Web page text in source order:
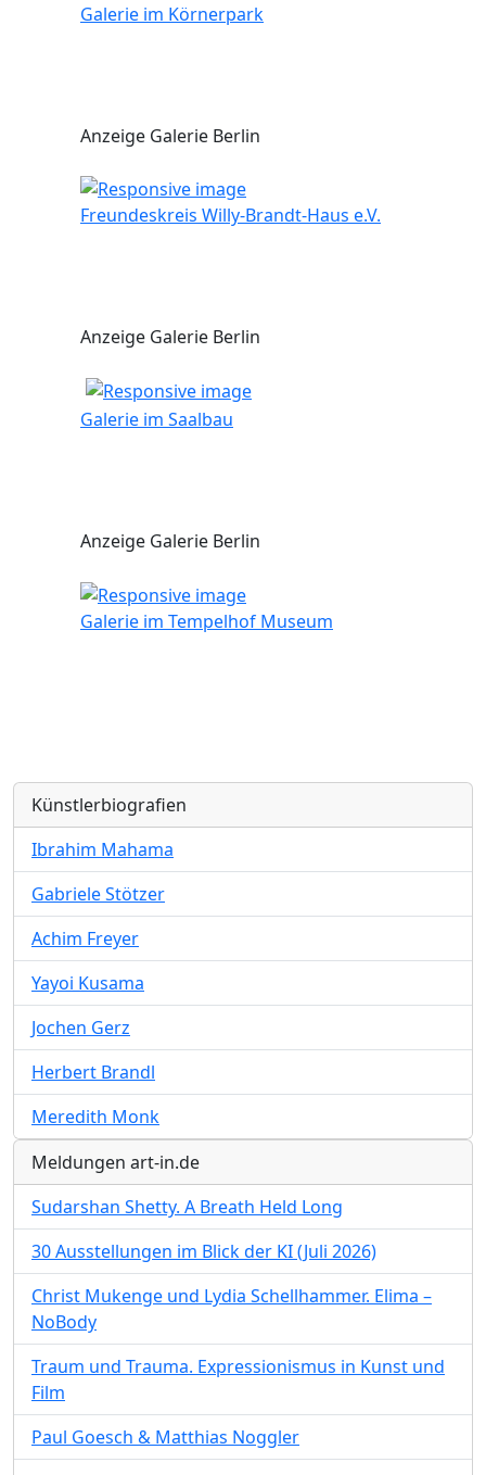
Galerie im Körnerpark
Anzeige Galerie Berlin
Freundeskreis Willy-Brandt-Haus e.V.
Anzeige Galerie Berlin
Galerie im Saalbau
Anzeige Galerie Berlin
Galerie im Tempelhof Museum
Künstlerbiografien
Ibrahim Mahama
Gabriele Stötzer
Achim Freyer
Yayoi Kusama
Jochen Gerz
Herbert Brandl
Meredith Monk
Meldungen art-in.de
Sudarshan Shetty. A Breath Held Long
30 Ausstellungen im Blick der KI (Juli 2026)
Christ Mukenge und Lydia Schellhammer. Elima –
NoBody
Traum und Trauma. Expressionismus in Kunst und
Film
Paul Goesch & Matthias Noggler